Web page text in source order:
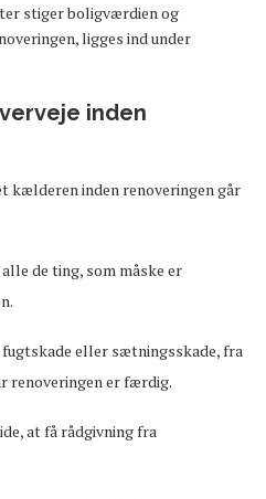
stiger boligværdien og
ligges ind under
inden
kælderen inden renoveringen går
de ting, som måske er
eller sætningsskade, fra
renoveringen er færdig.
at få rådgivning fra